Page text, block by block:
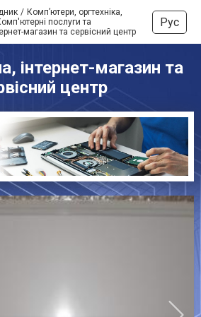
Комп’ютери, оргтехніка,
послуги та
магазин та сервісний центр
Рус
інтернет-магазин та
центр